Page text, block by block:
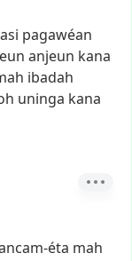
pagawéan
anjeun kana
ibadah
uninga kana
éta mah